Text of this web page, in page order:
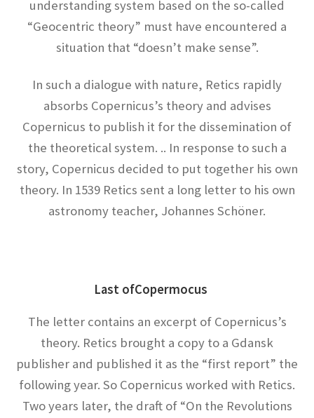
クリスティアーン・ホイヘンス
グラーツ大学：Universität Graz
関連の物理学者・シュレディンガー等
ンハイマー
ゲオルク・レティクス_
understanding system based on the so-called
“Geocentric theory” must have encountered a
situation that “doesn’t make sense”.
In such a dialogue with nature, Retics rapidly
absorbs Copernicus’s theory and advises
Copernicus to publish it for the dissemination of
the theoretical system. .. In response to such a
story, Copernicus decided to put together his own
theory. In 1539 Retics sent a long letter to his own
astronomy teacher, Johannes Schöner.
Last ofCopermocus
The letter contains an excerpt of Copernicus’s
theory. Retics brought a copy to a Gdansk
publisher and published it as the “first report” the
following year. So Copernicus worked with Retics.
Two years later, the draft of “On the Revolutions